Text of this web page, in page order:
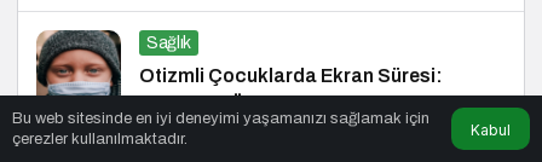
Sağlık
Otizmli Çocuklarda Ekran Süresi:
Bu web sitesinde en iyi deneyimi yaşamanızı sağlamak için
çerezler kullanılmaktadır.
Kabul